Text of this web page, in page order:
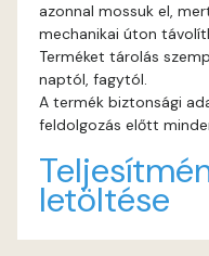
azonnal mossuk el,
mechanikai úton
Terméket tárolás
naptól, fagytól.
A termék biztonsági
feldolgozás előtt
letöltése